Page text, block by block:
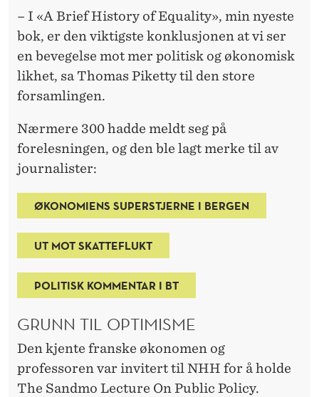
– I «A Brief History of Equality», min nyeste
bok, er den viktigste konklusjonen at vi ser
en bevegelse mot mer politisk og økonomisk
likhet, sa Thomas Piketty til den store
forsamlingen.
Nærmere 300 hadde meldt seg på
forelesningen, og den ble lagt merke til av
journalister:
ØKONOMIENS SUPERSTJERNE I BERGEN
UT MOT SKATTEFLUKT
POLITISK KOMMENTAR I BT
GRUNN TIL OPTIMISME
Den kjente franske økonomen og
professoren var invitert til NHH for å holde
The Sandmo Lecture On Public Policy.